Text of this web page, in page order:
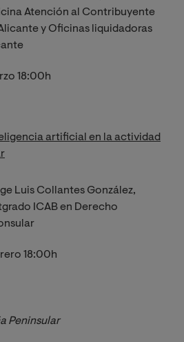
Atención al Contribuyente
y Oficinas liquidadoras
18:00h
artificial en la actividad
Luis Collantes González,
ICAB en Derecho
18:00h
Peninsular